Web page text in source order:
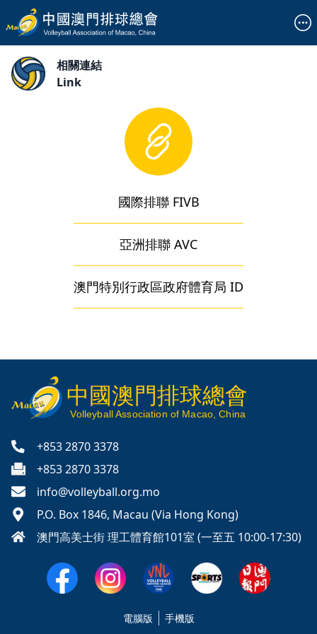
相關連結
Link
國際排聯 FIVB
亞洲排聯 AVC
澳門特別行政區政府體育局 ID
中國澳門排球總會
Volleyball Association of Macao, China
+853 2870 3378
+853 2870 3378
info@volleyball.org.mo
P.O. Box 1846, Macau (Via Hong Kong)
澳門高美士街 理工體育館101室 (一至五 10:00-17:30)
電腦版 手機版